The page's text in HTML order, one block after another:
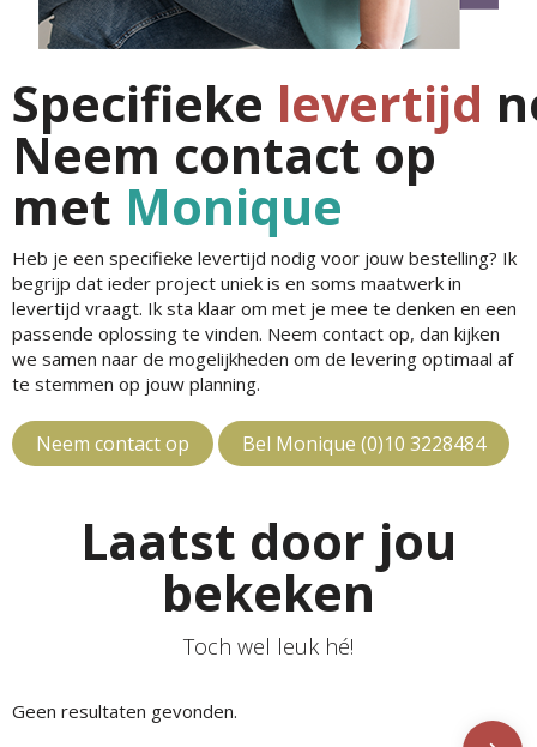
Specifieke levertijd
Neem contact op
met Monique
Heb je een specifieke levertijd nodig voor jouw bestelling? Ik
begrijp dat ieder project uniek is en soms maatwerk in
levertijd vraagt. Ik sta klaar om met je mee te denken en een
passende oplossing te vinden. Neem contact op, dan kijken
we samen naar de mogelijkheden om de levering optimaal af
te stemmen op jouw planning.
Neem contact op Bel Monique (0)10 3228484
Laatst door jou
bekeken
Toch wel leuk hé!
Geen resultaten gevonden.